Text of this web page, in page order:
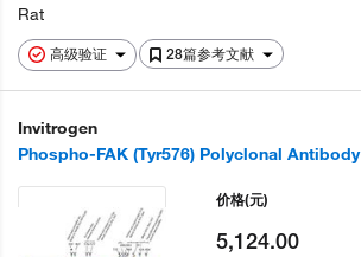
高级验证 28篇参考文献
Rat
Invitrogen
Phospho-FAK (Tyr576) Polyclonal Antibody
价格(元)
5,124.00